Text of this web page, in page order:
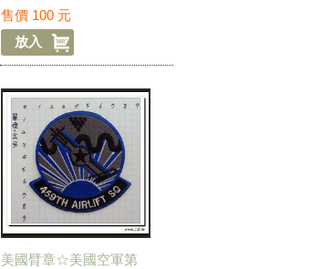
485
售價 100 元
美國臂章☆美國空軍第